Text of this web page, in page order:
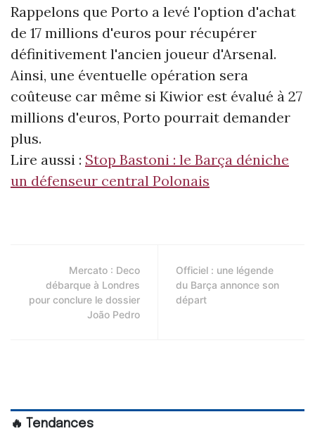
Rappelons que Porto a levé l'option d'achat
de 17 millions d'euros pour récupérer
définitivement l'ancien joueur d'Arsenal.
Ainsi, une éventuelle opération sera
coûteuse car même si Kiwior est évalué à 27
millions d'euros, Porto pourrait demander
plus.
Lire aussi : Stop Bastoni : le Barça déniche
un défenseur central Polonais
Mercato : Deco
débarque à Londres
pour conclure le dossier
João Pedro
Officiel : une légende
du Barça annonce son
départ
🔥 Tendances